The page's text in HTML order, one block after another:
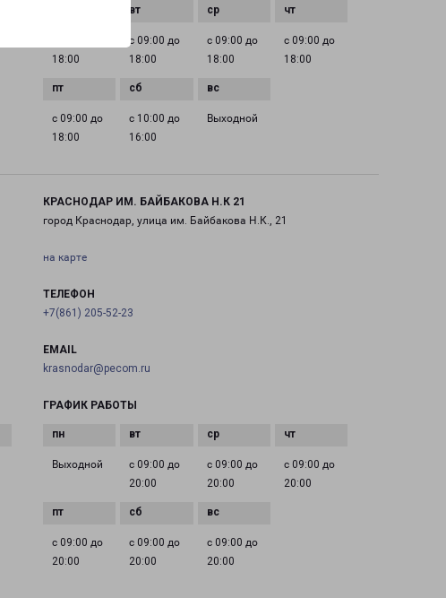
18:00
с 09:00 до
18:00
с 09:00 до
18:00
с 09:00 до
18:00
с 09:00 до
18:00
с 10:00 до
16:00
Выходной
КРАСНОДАР ИМ. БАЙБАКОВА Н.К 21
город Краснодар, улица им. Байбакова Н.К., 21
на карте
ТЕЛЕФОН
+7(861) 205-52-23
EMAIL
krasnodar@pecom.ru
ГРАФИК РАБОТЫ
Выходной
с 09:00 до
20:00
с 09:00 до
20:00
с 09:00 до
20:00
с 09:00 до
20:00
с 09:00 до
20:00
с 09:00 до
20:00